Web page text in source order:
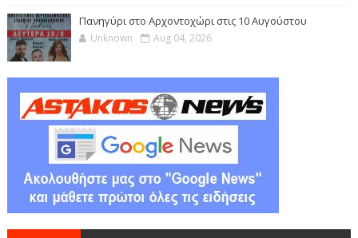
Πανηγύρι στο Αρχοντοχώρι στις 10 Αυγούστου
Unknown Aug 04, 2026